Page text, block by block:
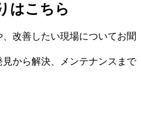
はこちら
改善したい現場についてお聞
から解決、メンテナンスまで